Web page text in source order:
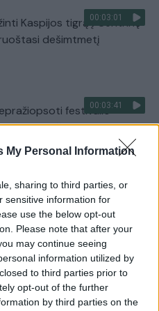
My Personal Information
sharing to third parties, or
sensitive information for
use the below opt-out
Please note that after your
may continue seeing
information utilized by
to third parties prior to
opt-out of the further
by third parties on the
00:03:01
Kaspijos tigrą į Centrinę
dešimtmetį
00:03:41
festivalio
paruošimo būdą
00:00:49